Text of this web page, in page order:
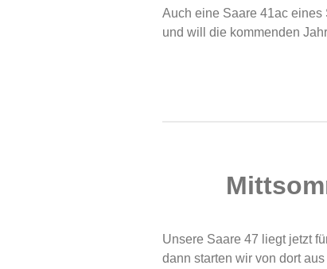
Auch eine Saare 41ac
und will die kommenden
Unsere Saare 47 liegt jetzt
dann starten wir von dort